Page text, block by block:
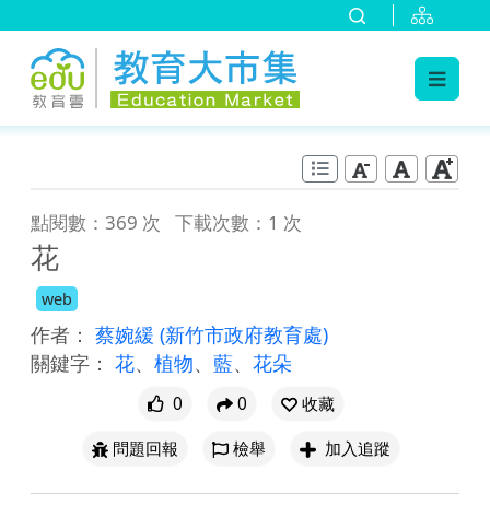
點閱數：369 次 下載次數：1 次
花
web
作者： 蔡婉緩 (新竹市政府教育處)
關鍵字： 花、 植物、 藍、 花朵
0 0
收藏
問題回報
檢舉 加入追蹤